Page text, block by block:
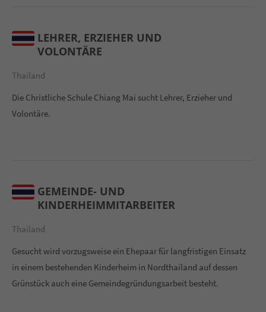
LEHRER, ERZIEHER UND
VOLONTÄRE
Thailand
Die Christliche Schule Chiang Mai sucht Lehrer, Erzieher und
Volontäre.
GEMEINDE- UND
KINDERHEIMMITARBEITER
Thailand
Gesucht wird vorzugsweise ein Ehepaar für langfristigen Einsatz
in einem bestehenden Kinderheim in Nordthailand auf dessen
Grünstück auch eine Gemeindegründungsarbeit besteht.